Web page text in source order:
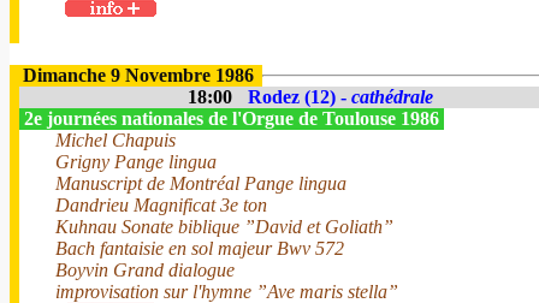
Dimanche 9 Novembre 1986
18:00
Rodez (12) - cathédrale
2e journées nationales de l'Orgue de Toulouse 1986
Michel Chapuis
Grigny Pange lingua
Manuscript de Montréal Pange lingua
Dandrieu Magnificat 3e ton
Kuhnau Sonate biblique ”David et Goliath”
Bach fantaisie en sol majeur Bwv 572
Boyvin Grand dialogue
improvisation sur l'hymne ”Ave maris stella”